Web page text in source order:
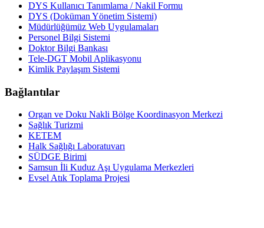
DYS Kullanıcı Tanımlama / Nakil Formu
DYS (Doküman Yönetim Sistemi)
Müdürlüğümüz Web Uygulamaları
Personel Bilgi Sistemi
Doktor Bilgi Bankası
Tele-DGT Mobil Aplikasyonu
Kimlik Paylaşım Sistemi
Bağlantılar
Organ ve Doku Nakli Bölge Koordinasyon Merkezi
Sağlık Turizmi
KETEM
Halk Sağlığı Laboratuvarı
SÜDGE Birimi
Samsun İli Kuduz Aşı Uygulama Merkezleri
Evsel Atık Toplama Projesi